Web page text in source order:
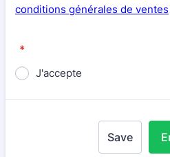
conditions générales de ventes
*
J'accepte
Save